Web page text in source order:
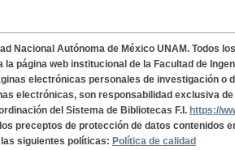
Nacional Autónoma de México UNAM. Todos
la página web institucional de la Facultad de
electrónicas personales de investigación o
electrónicas, son responsabilidad exclusiva
del Sistema de Bibliotecas F.I. https://
preceptos de protección de datos contenidos
siguientes políticas: Política de calidad